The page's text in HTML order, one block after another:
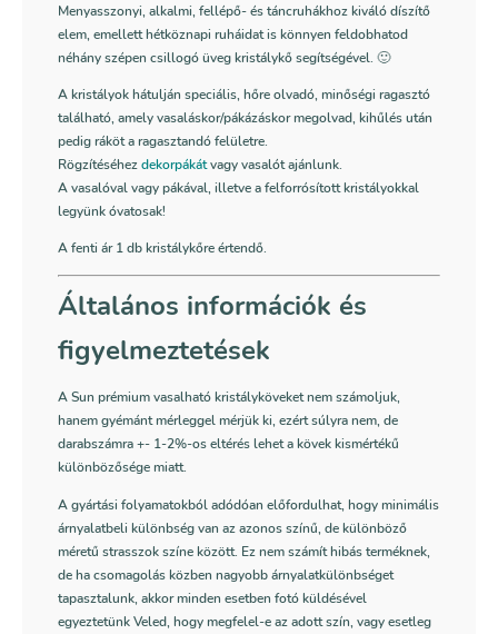
Menyasszonyi, alkalmi, fellépő- és táncruhákhoz kiváló díszítő
elem, emellett hétköznapi ruháidat is könnyen feldobhatod
néhány szépen csillogó üveg kristálykő segítségével. 🙂
A kristályok hátulján speciális, hőre olvadó, minőségi ragasztó
található, amely vasaláskor/pákázáskor megolvad, kihűlés után
pedig ráköt a ragasztandó felületre.
Rögzítéséhezdekorpákátvagy vasalót ajánlunk.
A vasalóval vagy pákával, illetve a felforrósított kristályokkal
legyünk óvatosak!
A fenti ár 1 db kristálykőre értendő.
Általános információk és
figyelmeztetések
A Sun prémium vasalható kristályköveket nem számoljuk,
hanem gyémánt mérleggel mérjük ki, ezért súlyra nem, de
darabszámra +- 1-2%-os eltérés lehet a kövek kismértékű
különbözősége miatt.
A gyártási folyamatokból adódóan előfordulhat, hogy minimális
árnyalatbeli különbség van az azonos színű, de különböző
méretű strasszok színe között. Ez nem számít hibás terméknek,
de ha csomagolás közben nagyobb árnyalatkülönbséget
tapasztalunk, akkor minden esetben fotó küldésével
egyeztetünk Veled, hogy megfelel-e az adott szín, vagy esetleg